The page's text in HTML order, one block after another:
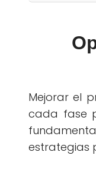
Mejorar el
cada fase
estrategias